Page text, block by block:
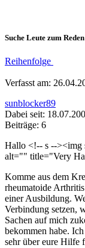
Suche Leute zum Reden
Reihenfolge
Verfasst am:
sunblocker89
Dabei seit:
Beiträge: 6
Hallo <!-- s --><img
alt="" title="Very
Komme aus dem
rheumatoide
einer Ausbildung.
Verbindung setzen,
Sachen auf mich
bekommen habe.
sehr über eure Hilfe